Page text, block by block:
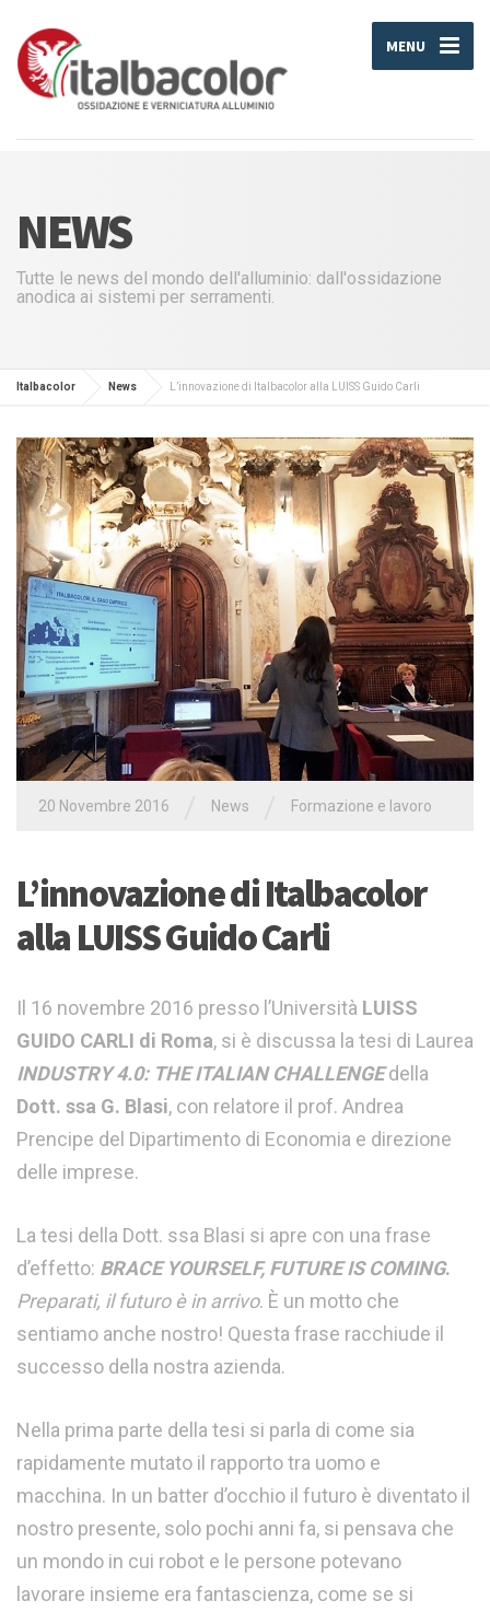
MENU
NEWS
Tutte le news del mondo dell'alluminio: dall'ossidazione
anodica ai sistemi per serramenti.
Italbacolor News L’innovazione di Italbacolor alla LUISS Guido Carli
20 Novembre 2016 News Formazione e lavoro
L’innovazione di Italbacolor
alla LUISS Guido Carli
Il 16 novembre 2016 presso l’Università LUISS
GUIDO CARLI di Roma, si è discussa la tesi di Laurea
INDUSTRY 4.0: THE ITALIAN CHALLENGEdella
Dott. ssa G. Blasi, con relatore il prof. Andrea
Prencipe del Dipartimento di Economia e direzione
delle imprese.
La tesi della Dott. ssa Blasi si apre con una frase
d’effetto: BRACE YOURSELF, FUTURE IS COMING.
Preparati, il futuro è in arrivo. È un motto che
sentiamo anche nostro! Questa frase racchiude il
successo della nostra azienda.
Nella prima parte della tesi si parla di come sia
rapidamente mutato il rapporto tra uomo e
macchina. In un batter d’occhio il futuro è diventato il
nostro presente, solo pochi anni fa, si pensava che
un mondo in cui robot e le persone potevano
lavorare insieme era fantascienza, come se si